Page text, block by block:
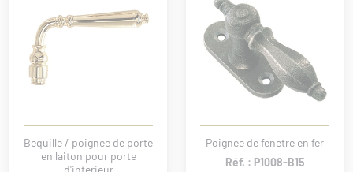
Bequille / poignee de porte
en laiton pour porte
d'interieur
Poignee de fenetre en fer
Réf. : P1008-B15